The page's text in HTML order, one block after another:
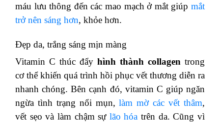
máu lưu thông đến các mao mạch ở mắt giúp mắt
trở nên sáng hơn, khỏe hơn.
Đẹp da, trắng sáng mịn màng
Vitamin C thúc đẩy hình thành collagen trong
cơ thể khiến quá trình hồi phục vết thương diễn ra
nhanh chóng. Bên cạnh đó, vitamin C giúp ngăn
ngừa tình trạng nổi mụn, làm mờ các vết thâm,
vết sẹo và làm chậm sự lão hóa trên da. Cũng vì